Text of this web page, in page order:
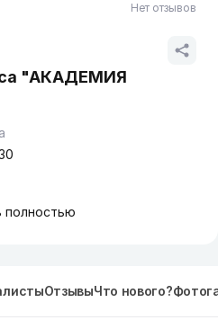
"АКАДЕМИЯ
полностью
Нет отзывов
ОтзывыЧто нового?